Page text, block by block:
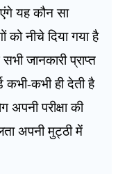
यह कौन सा
नीचे दिया गया है
जानकारी प्राप्त
कभी-कभी ही देती है
परीक्षा की
अपनी मुट्ठी में